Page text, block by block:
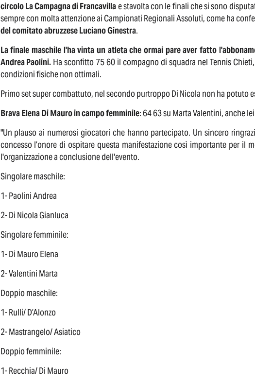
circolo La Campagna di Francavillae stavolta con le finali che si sono
sempre con molta attenzione ai Campionati Regionali Assoluti, come ha
del comitato abruzzese Luciano Ginestra.
La finale maschile l'ha vinta un atleta che ormai pare aver fatto
Andrea Paolini. Ha sconfitto 75 60 il compagno di squadra nel Tennis
condizioni fisiche non ottimali.
Primo set super combattuto, nel secondo purtroppo Di Nicola non ha potuto
Brava Elena Di Mauro in campo femminile: 64 63 su Marta Valentini, anche
"Un plauso ai numerosi giocatori che hanno partecipato. Un sincero
concesso l’onore di ospitare questa manifestazione così importante per il
l'organizzazione a conclusione dell'evento.
Singolare maschile:
1- Paolini Andrea
2- Di Nicola Gianluca
Singolare femminile:
1- Di Mauro Elena
2- Valentini Marta
Doppio maschile:
1- Rulli/ D’Alonzo
2- Mastrangelo/ Asiatico
Doppio femminile:
1- Recchia/ Di Mauro